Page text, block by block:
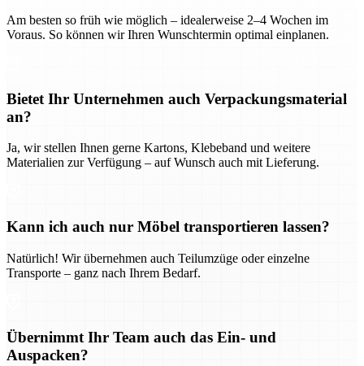
Am besten so früh wie möglich – idealerweise 2–4 Wochen im
Voraus. So können wir Ihren Wunschtermin optimal einplanen.
Bietet Ihr Unternehmen auch Verpackungsmaterial
an?
Ja, wir stellen Ihnen gerne Kartons, Klebeband und weitere
Materialien zur Verfügung – auf Wunsch auch mit Lieferung.
Kann ich auch nur Möbel transportieren lassen?
Natürlich! Wir übernehmen auch Teilumzüge oder einzelne
Transporte – ganz nach Ihrem Bedarf.
Übernimmt Ihr Team auch das Ein- und
Auspacken?